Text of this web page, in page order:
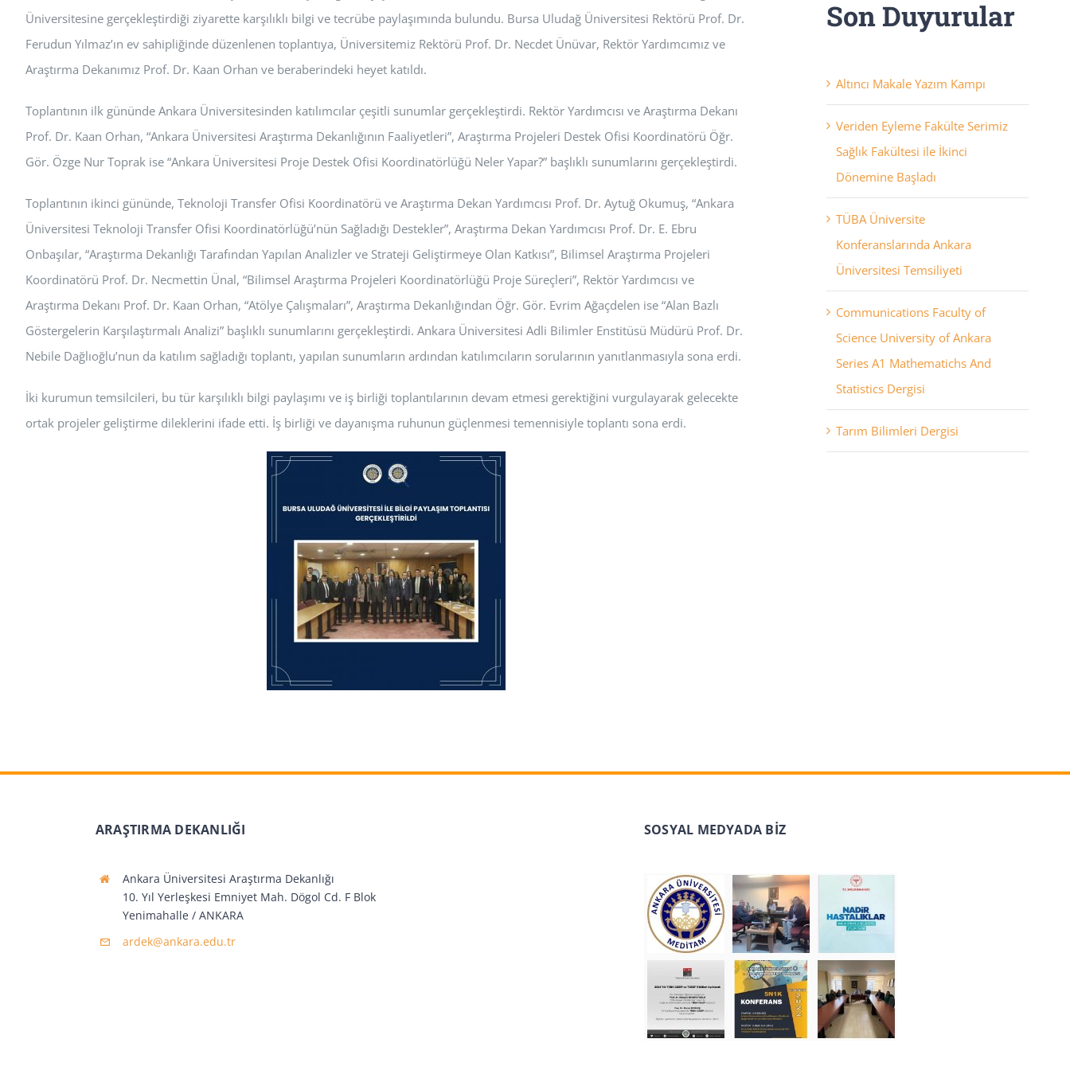
Üniversitesine gerçekleştirdiği ziyarette karşılıklı bilgi ve tecrübe paylaşımında bulundu. Bursa Uludağ Üniversitesi Rektörü Prof. Dr.
Ferudun Yılmaz’ın ev sahipliğinde düzenlenen toplantıya, Üniversitemiz Rektörü Prof. Dr. Necdet Ünüvar, Rektör Yardımcımız ve
Araştırma Dekanımız Prof. Dr. Kaan Orhan ve beraberindeki heyet katıldı.
Toplantının ilk gününde Ankara Üniversitesinden katılımcılar çeşitli sunumlar gerçekleştirdi. Rektör Yardımcısı ve Araştırma Dekanı
Prof. Dr. Kaan Orhan, “Ankara Üniversitesi Araştırma Dekanlığının Faaliyetleri”, Araştırma Projeleri Destek Ofisi Koordinatörü Öğr.
Gör. Özge Nur Toprak ise “Ankara Üniversitesi Proje Destek Ofisi Koordinatörlüğü Neler Yapar?” başlıklı sunumlarını gerçekleştirdi.
Toplantının ikinci gününde, Teknoloji Transfer Ofisi Koordinatörü ve Araştırma Dekan Yardımcısı Prof. Dr. Aytuğ Okumuş, “Ankara
Üniversitesi Teknoloji Transfer Ofisi Koordinatörlüğü’nün Sağladığı Destekler”, Araştırma Dekan Yardımcısı Prof. Dr. E. Ebru
Onbaşılar, “Araştırma Dekanlığı Tarafından Yapılan Analizler ve Strateji Geliştirmeye Olan Katkısı”, Bilimsel Araştırma Projeleri
Koordinatörü Prof. Dr. Necmettin Ünal, “Bilimsel Araştırma Projeleri Koordinatörlüğü Proje Süreçleri”, Rektör Yardımcısı ve
Araştırma Dekanı Prof. Dr. Kaan Orhan, “Atölye Çalışmaları”, Araştırma Dekanlığından Öğr. Gör. Evrim Ağaçdelen ise “Alan Bazlı
Göstergelerin Karşılaştırmalı Analizi” başlıklı sunumlarını gerçekleştirdi. Ankara Üniversitesi Adli Bilimler Enstitüsü Müdürü Prof. Dr.
Nebile Dağlıoğlu’nun da katılım sağladığı toplantı, yapılan sunumların ardından katılımcıların sorularının yanıtlanmasıyla sona erdi.
İki kurumun temsilcileri, bu tür karşılıklı bilgi paylaşımı ve iş birliği toplantılarının devam etmesi gerektiğini vurgulayarak gelecekte
ortak projeler geliştirme dileklerini ifade etti. İş birliği ve dayanışma ruhunun güçlenmesi temennisiyle toplantı sona erdi.
Son Duyurular
Altıncı Makale Yazım Kampı
Veriden Eyleme Fakülte Serimiz
Sağlık Fakültesi ile İkinci
Dönemine Başladı
TÜBA Üniversite
Konferanslarında Ankara
Üniversitesi Temsiliyeti
Communications Faculty of
Science University of Ankara
Series A1 Mathematichs And
Statistics Dergisi
Tarım Bilimleri Dergisi
ARAŞTIRMA DEKANLIĞI
Ankara Üniversitesi Araştırma Dekanlığı
10. Yıl Yerleşkesi Emniyet Mah. Dögol Cd. F Blok
Yenimahalle / ANKARA
ardek@ankara.edu.tr
SOSYAL MEDYADA BİZ